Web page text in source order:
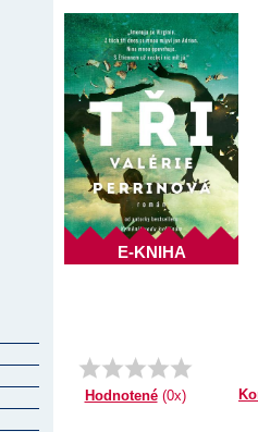
E-KNIHA
Hodnotené(0x)